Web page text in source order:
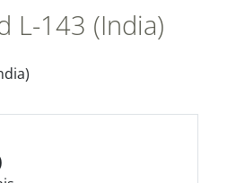
L-143 (India)